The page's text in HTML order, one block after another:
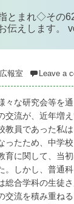
とまれ◇その
伝えします。
報室 Leave a
々な研究会等を
交流が、近年増
教員であった私
ったため、中学
育に関して、当
。しかし、普通
総合学科の生徒
交流を積み重ね